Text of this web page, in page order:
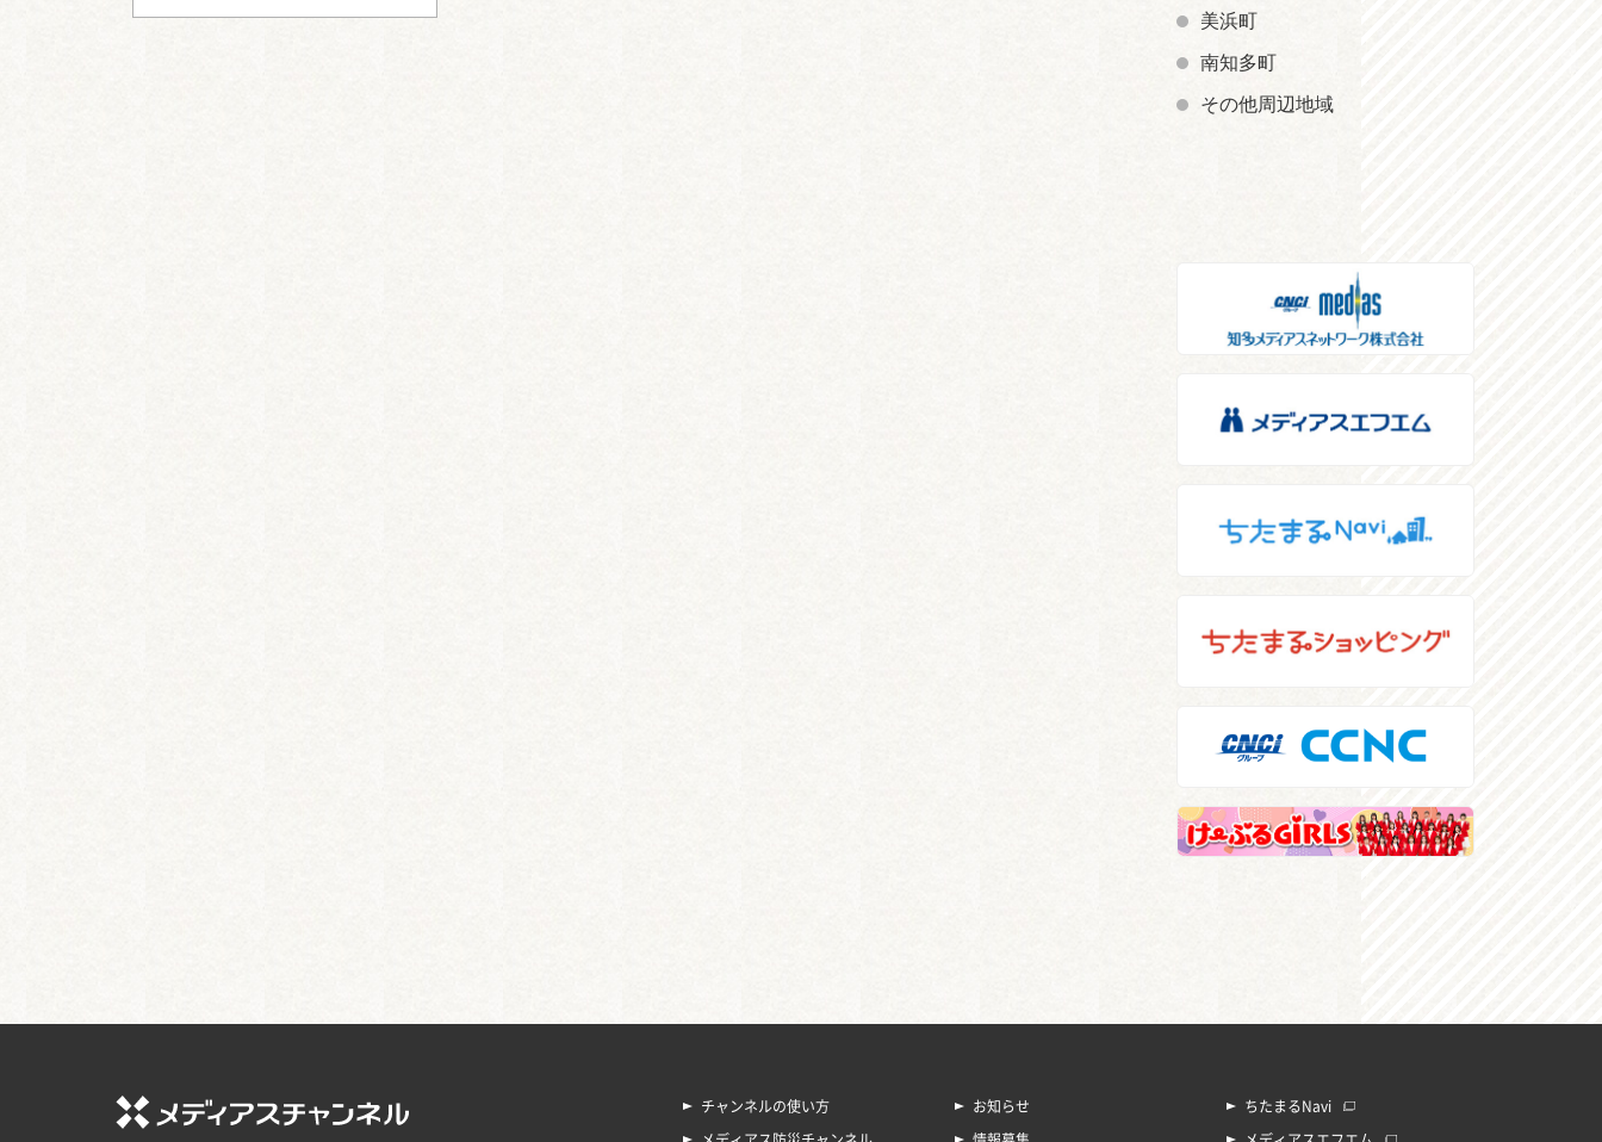
美浜町
南知多町
その他周辺地域
チャンネルの使い方 お知らせ ちたまるNavi